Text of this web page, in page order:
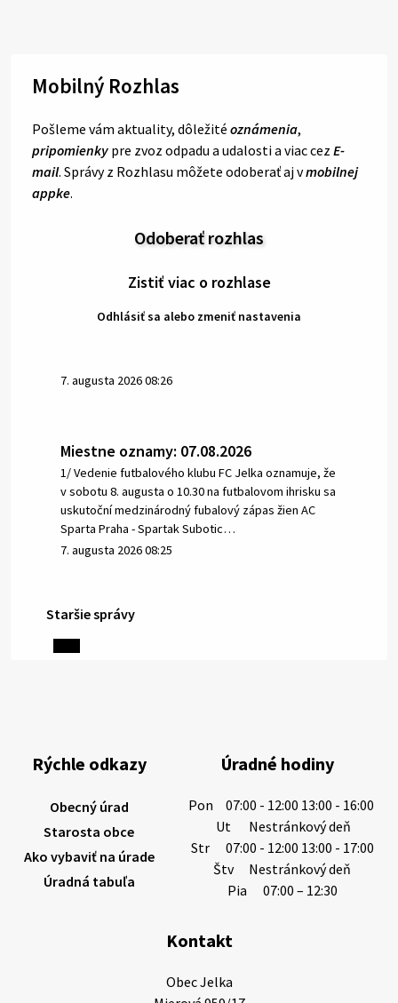
Mobilný Rozhlas
Pošleme vám aktuality, dôležité oznámenia,
pripomienky pre zvoz odpadu a udalosti a viac cez E-
mail. Správy z Rozhlasu môžete odoberať aj vmobilnej
appke.
Odoberať rozhlas
Zistiť viac o rozhlase
Odhlásiť sa alebo zmeniť nastavenia
7. augusta 2026 08:26
Miestne oznamy: 07.08.2026
1/ Vedenie futbalového klubu FC Jelka oznamuje, že
v sobotu 8. augusta o 10.30 na futbalovom ihrisku sa
uskutoční medzinárodný fubalový zápas žien AC
Sparta Praha - Spartak Subotic…
7. augusta 2026 08:25
6. augusta 2026 08:13
výdatnosti vodárenských zdrojov.
Západoslovenská vodárenská spoločnosť preto
6. augusta 2026 08:12
5. augusta 2026 13:10
Smútočný oznam: 05.08.2026 1/ Vážení obyvatelia!S
hlbokým zármutkom Vám oznamujeme, že vo veku
Staršie správy
Rýchle odkazy
Obecný úrad
Starosta obce
Ako vybaviť na úrade
Úradná tabuľa
Úradné hodiny
Pon
07:00 - 12:00 13:00 - 16:00
Ut
Nestránkový deň
Str
07:00 - 12:00 13:00 - 17:00
Štv
Nestránkový deň
Pia
07:00 – 12:30
Kontakt
Obec Jelka